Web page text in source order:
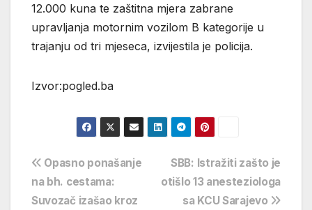
12.000 kuna te zaštitna mjera zabrane
upravljanja motornim vozilom B kategorije u
trajanju od tri mjeseca, izvijestila je policija.
Izvor:pogled.ba
Navigacija
objava
SBB: Istražiti zašto je
otišlo 13 anesteziologa
sa KCU Sarajevo
Opasno ponašanje
na bh. cestama:
Suvozač izašao kroz